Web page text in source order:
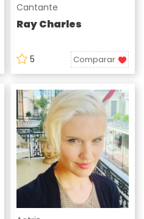
Cantante
Ray Charles
5 Comparar